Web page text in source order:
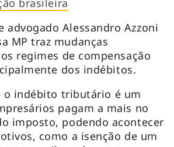
advogado Alessandro Azzoni
MP traz mudanças
regimes de compensação
dos indébitos.
o indébito tributário é um
pagam a mais no
imposto, podendo acontecer
como a isenção de um